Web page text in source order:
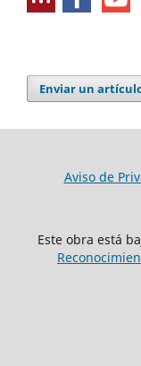
Enviar un
Aviso de
Este obra está